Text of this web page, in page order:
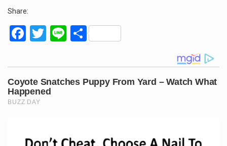
Share:
F
ce
b
o
T
tt
er
Li
e
S
ar
e